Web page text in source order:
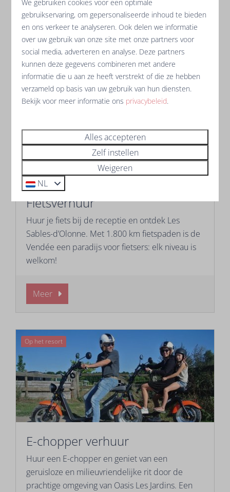
lokale producten en kies ook een leuk souvenir
voor thuis.
Meer
Op het resort
Fietsverhuur
Huur je fiets bij de receptie en ontdek Les
Sables-d’Olonne. Met 1.800 km fietspaden is de
Vendée een paradijs voor fietsers: elk niveau is
welkom!
Meer
Op het resort
E-chopper verhuur
Huur een E-chopper en geniet van een
geruisloze en milieuvriendelijke rit door de
prachtige omgeving van Oasis Les Jardins. Een
We gebruiken cookies voor een optimale
gebruikservaring, om gepersonaliseerde inhoud te bieden
en ons verkeer te analyseren. Ook delen we informatie
over uw gebruik van onze site met onze partners voor
social media, adverteren en analyse. Deze partners
kunnen deze gegevens combineren met andere
informatie die u aan ze heeft verstrekt of die ze hebben
verzameld op basis van uw gebruik van hun diensten.
Bekijk voor meer informatie ons privacybeleid.
Alles accepteren
Zelf instellen
Weigeren
NL